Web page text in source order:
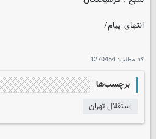
انتهای پیام/
کد مطلب: 1270454
برچسب‌ها
استقلال تهران